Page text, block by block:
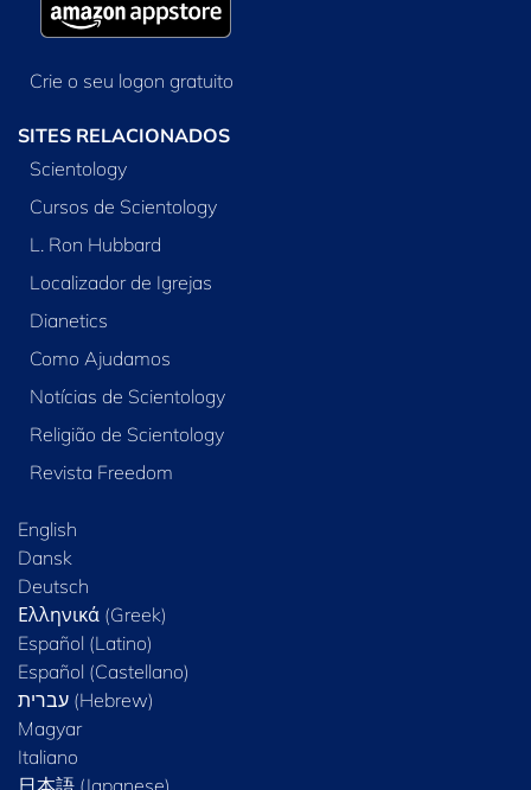
Crie o seu logon gratuito
SITES RELACIONADOS
Scientology
Cursos de Scientology
L. Ron Hubbard
Localizador de Igrejas
Dianetics
Como Ajudamos
Notícias de Scientology
Religião de Scientology
Revista Freedom
English
Dansk
Deutsch
Ελληνικά (Greek)
Español (Latino)
Español (Castellano)
Magyar
Italiano